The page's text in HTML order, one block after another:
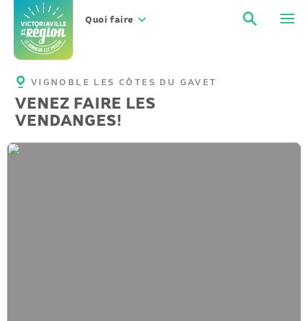
contenu
Quoi faire
VIGNOBLE LES CÔTES DU GAVET
VENEZ FAIRE LES
VENDANGES!